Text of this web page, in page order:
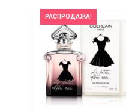
РАСПРОДАЖА!